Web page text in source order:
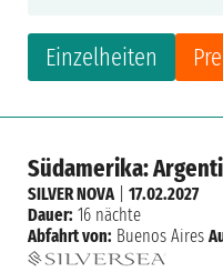
Einzelheiten
Südamerika:
SILVER NOVA|17.02.2027
Dauer: 16 nächte
Abfahrt von: Buenos Aires